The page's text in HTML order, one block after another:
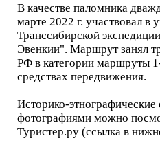
В качестве паломника
марте 2022 г. участвовал в
Транссибирской
Эвенкии". Маршрут занял
РФ в категории маршруты
средствах передвижения.
Историко-
фотографиями можно
Туристер.ру (ссылка в